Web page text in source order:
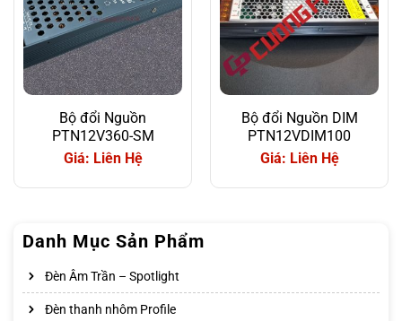
Bộ đổi Nguồn
PTN12V360-SM
Giá: Liên Hệ
Bộ đổi Nguồn DIM
PTN12VDIM100
Giá: Liên Hệ
Danh Mục Sản Phẩm
Đèn Âm Trần – Spotlight
Đèn thanh nhôm Profile